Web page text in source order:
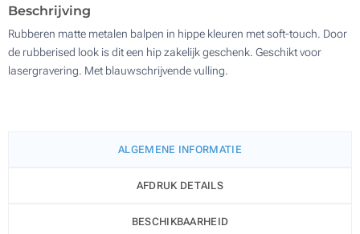
Beschrijving
Rubberen matte metalen balpen in hippe kleuren met soft-touch. Door
de rubberised look is dit een hip zakelijk geschenk. Geschikt voor
lasergravering. Met blauwschrijvende vulling.
ALGEMENE INFORMATIE
AFDRUK DETAILS
BESCHIKBAARHEID